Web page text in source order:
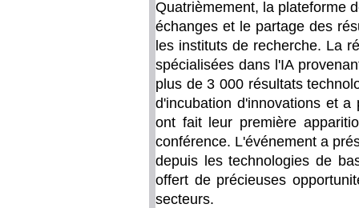
Quatrièmement, la plateforme
échanges et le partage des
les instituts de recherche. La
spécialisées dans l'IA
plus de 3 000 résultats
d'incubation d'innovations et
ont fait leur première
conférence. L'événement a
depuis les technologies de
offert de précieuses
secteurs.